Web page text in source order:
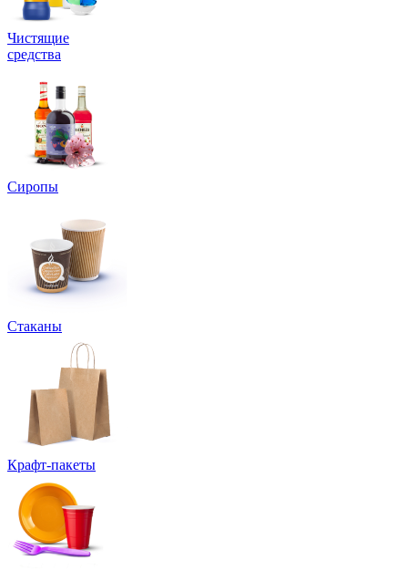
Чистящие
средства
Сиропы
Стаканы
Крафт-пакеты